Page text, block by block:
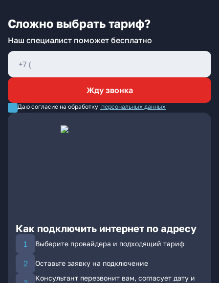
Сложно выбрать тариф?
Наш специалист поможет бесплатно
Жду звонка
Даю согласие на обработку персональных данных
Как подключить интернет по адресу
Выберите провайдера и подходящий тариф
Оставьте заявку на подключение
Консультант перезвонит вам, согласует дату и